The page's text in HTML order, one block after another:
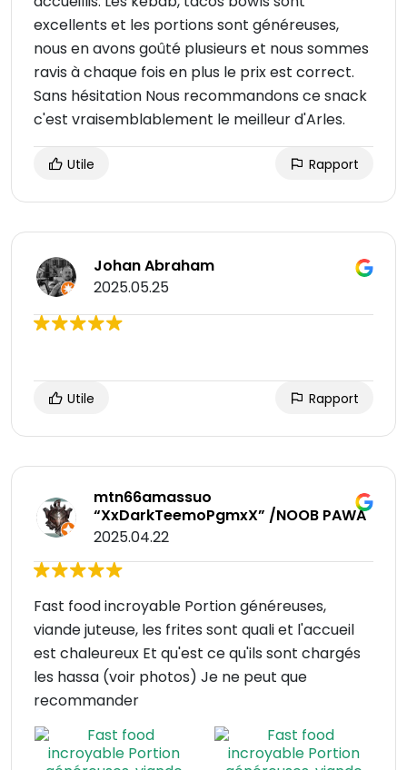
excellents et les portions sont généreuses,
nous en avons goûté plusieurs et nous sommes
ravis à chaque fois en plus le prix est correct.
Sans hésitation Nous recommandons ce snack
c'est vraisemblablement le meilleur d'Arles.
Utile Rapport
Johan Abraham
2025.05.25
Utile Rapport
mtn66amassuo
“XxDarkTeemoPgmxX” /NOOB PAWA
2025.04.22
Fast food incroyable Portion généreuses,
viande juteuse, les frites sont quali et l'accueil
est chaleureux Et qu'est ce qu'ils sont chargés
les hassa (voir photos) Je ne peut que
recommander